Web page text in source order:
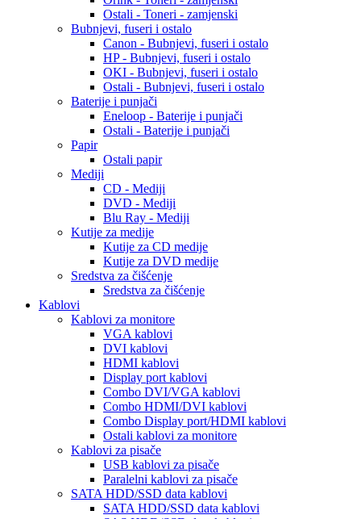
Ostali - Toneri - zamjenski
Bubnjevi, fuseri i ostalo
Canon - Bubnjevi, fuseri i ostalo
HP - Bubnjevi, fuseri i ostalo
OKI - Bubnjevi, fuseri i ostalo
Ostali - Bubnjevi, fuseri i ostalo
Baterije i punjači
Eneloop - Baterije i punjači
Ostali - Baterije i punjači
Papir
Ostali papir
Mediji
CD - Mediji
DVD - Mediji
Blu Ray - Mediji
Kutije za medije
Kutije za CD medije
Kutije za DVD medije
Sredstva za čišćenje
Sredstva za čišćenje
Kablovi
Kablovi za monitore
VGA kablovi
DVI kablovi
HDMI kablovi
Display port kablovi
Combo DVI/VGA kablovi
Combo HDMI/DVI kablovi
Combo Display port/HDMI kablovi
Ostali kablovi za monitore
Kablovi za pisače
USB kablovi za pisače
Paralelni kablovi za pisače
SATA HDD/SSD data kablovi
SATA HDD/SSD data kablovi